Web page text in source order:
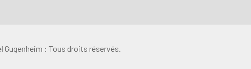
: Tous droits réservés.